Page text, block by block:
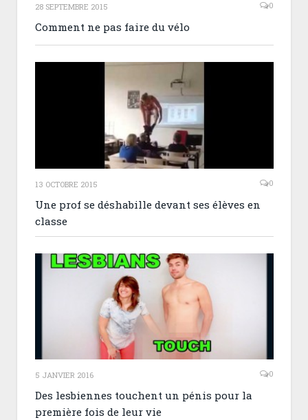
28 SEPTEMBRE 2015 0
Comment ne pas faire du vélo
13 OCTOBRE 2015 0
Une prof se déshabille devant ses élèves en
classe
5 JANVIER 2016 0
Des lesbiennes touchent un pénis pour la
première fois de leur vie